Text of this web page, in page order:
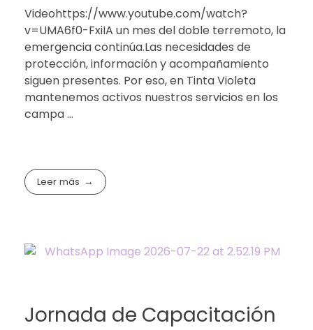
Videohttps://www.youtube.com/watch?
v=UMA6f0-FxiIA un mes del doble terremoto, la
emergencia continúa.Las necesidades de
protección, información y acompañamiento
siguen presentes. Por eso, en Tinta Violeta
mantenemos activos nuestros servicios en los
campa ...
Leer más
Jornada de Capacitación